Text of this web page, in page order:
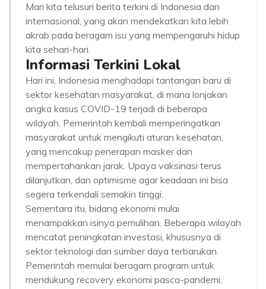
Mari kita telusuri berita terkini di Indonesia dan
internasional, yang akan mendekatkan kita lebih
akrab pada beragam isu yang mempengaruhi hidup
kita sehari-hari.
Informasi Terkini Lokal
Hari ini, Indonesia menghadapi tantangan baru di
sektor kesehatan masyarakat, di mana lonjakan
angka kasus COVID-19 terjadi di beberapa
wilayah. Pemerintah kembali memperingatkan
masyarakat untuk mengikuti aturan kesehatan,
yang mencakup penerapan masker dan
mempertahankan jarak. Upaya vaksinasi terus
dilanjutkan, dan optimisme agar keadaan ini bisa
segera terkendali semakin tinggi.
Sementara itu, bidang ekonomi mulai
menampakkan isinya pemulihan. Beberapa wilayah
mencatat peningkatan investasi, khususnya di
sektor teknologi dan sumber daya terbarukan.
Pemerintah memulai beragam program untuk
mendukung recovery ekonomi pasca-pandemi,